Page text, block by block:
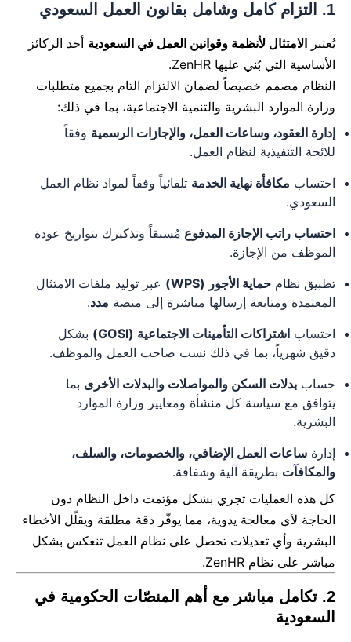
لماذا يُعدّ ZenHR أفضل
نظام موارد بشرية ورواتب
في المملكة العربية
السعودية؟
ميّزات ZenHR
1. التزام كامل وشامل بقانون العمل السعودي
يُعتبر الامتثال لأنظمة وقوانين العمل في السعودية أحد الركائز
الأساسية التي بُني عليها ZenHR.
النظام مصمم خصيصاً لضمان الالتزام التام بجميع متطلبات
وزارة الموارد البشرية والتنمية الاجتماعية، بما في ذلك:
إدارة العقود، وساعات العمل، والإجازات الرسمية وفقاً
للائحة التنفيذية لنظام العمل.
احتساب مكافأة نهاية الخدمة تلقائياً وفقاً لمواد نظام العمل
السعودي.
احتساب راتب الإجازة المدفوع مُسبقاً وتذكيرك بتواريخ عودة
الموظف من الإجازة.
تطبيق نظام حماية الأجور (WPS)
عبر توليد ملفات الامتثال
المعتمدة ومتابعة إرسالها مباشرة إلى منصة مدد.
احتساب اشتراكات التأمينات الاجتماعية (GOSI)
بشكل
دقيق شهرياً، بما في ذلك نسب صاحب العمل والموظف.
حساب بدلات السكن والمواصلات والبدلات الأخرى بما
يتوافق مع سياسة كل منشأة ومعايير وزارة الموارد
البشرية.
إدارة ساعات العمل الإضافي، والخصومات، والسلف،
والمكافآت بطريقة آلية وشفافة.
كل هذه العمليات تجري بشكل مؤتمت داخل النظام دون
الحاجة لأي معالجة يدوية، مما يوفّر دقة مطلقة ويقلّل الأخطاء
البشرية وأي تعديلات تحصل على نظام العمل تنعكس بشكل
مباشر على نظام ZenHR.
2. تكامل مباشر مع أهم المنصّات الحكومية في
السعودية